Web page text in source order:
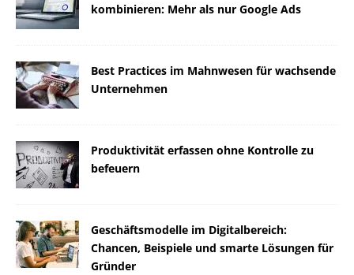
kombinieren: Mehr als nur Google Ads
Best Practices im Mahnwesen für wachsende
Unternehmen
Produktivität erfassen ohne Kontrolle zu
befeuern
Geschäftsmodelle im Digitalbereich:
Chancen, Beispiele und smarte Lösungen für
Gründer